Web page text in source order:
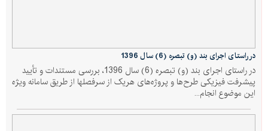
در راستای اجرای بند (و) تبصره (6) سال 1396
در راستای اجرای بند (و) تبصره (6) سال 1396، بررسی مستندات و تأیید
پیشرفت فیزیکی طرح‌ها و پروژه‌های هریک از سرفصلها از طریق سامانه ویژه
این موضوع انجام...